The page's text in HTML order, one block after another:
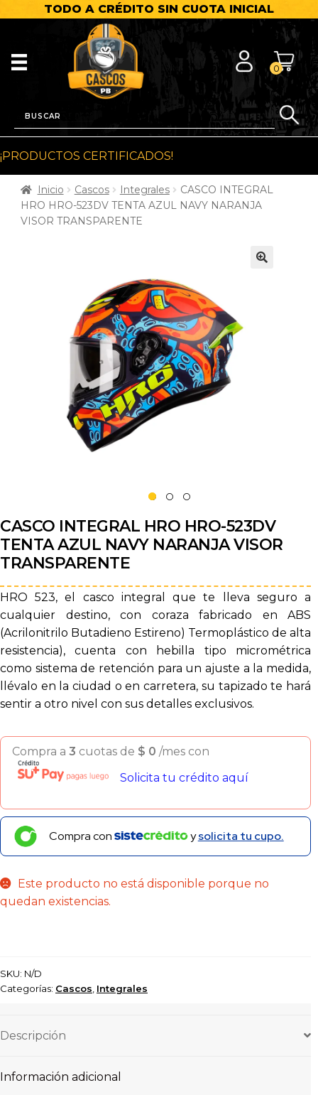
TODO A CRÉDITO SIN CUOTA INICIAL
0
¡PRODUCTOS CERTIFICADOS!
Inicio Cascos Integrales
CASCO INTEGRAL
HRO HRO-523DV TENTA AZUL NAVY NARANJA
VISOR TRANSPARENTE
CASCO INTEGRAL HRO HRO-523DV
TENTA AZUL NAVY NARANJA VISOR
TRANSPARENTE
HRO 523, el casco integral que te lleva seguro a
cualquier destino, con coraza fabricado en ABS
(Acrilonitrilo Butadieno Estireno) Termoplástico de alta
resistencia), cuenta con hebilla tipo micrométrica
como sistema de retención para un ajuste a la medida,
llévalo en la ciudad o en carretera, su tapizado te hará
sentir a otro nivel con sus detalles exclusivos.
Compra a 3 cuotas de $ 0 /mes con
Solicita tu crédito aquí
Compra con ysolicita tu cupo.
Este producto no está disponible porque no
quedan existencias.
SKU: N/D
Categorías: Cascos Integrales
Descripción
Información adicional